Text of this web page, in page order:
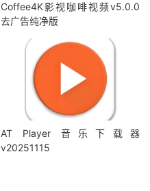
Coffee4K影视咖啡视频v5.0.0
去广告纯净版
AT Player 音乐下载器
v20251115